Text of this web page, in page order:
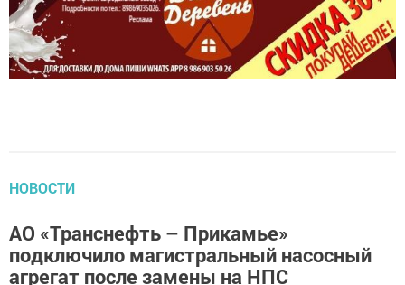
подключило магистральный насосный
агрегат после замены на НПС